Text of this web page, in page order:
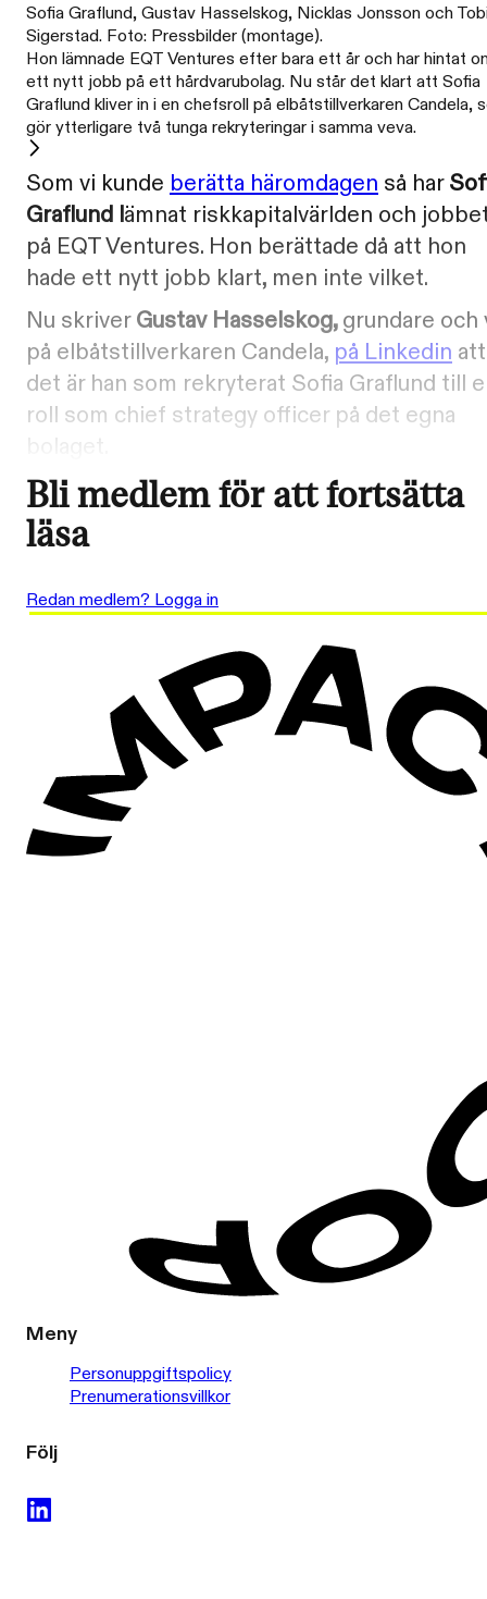
Sofia Graflund, Gustav Hasselskog, Nicklas Jonsson och
Sigerstad. Foto: Pressbilder (montage).
Hon lämnade EQT Ventures efter bara ett år och har hintat
ett nytt jobb på ett hårdvarubolag. Nu står det klart att Sofia
Graflund kliver in i en chefsroll på elbåtstillverkaren Candela,
gör ytterligare två tunga rekryteringar i samma veva.
Som vi kunde berätta häromdagen så har
Graflund lämnat riskkapitalvärlden och
på EQT Ventures. Hon berättade då att hon
hade ett nytt jobb klart, men inte vilket.
Nu skriverGustav Hasselskog,grundare och
på elbåtstillverkaren Candela, på Linkedin att
det är han som rekryterat Sofia Graflund till
roll som chief strategy officer på det egna
Bli medlem för att fortsätta
läsa
Redan medlem? Logga in
Meny
Personuppgiftspolicy
Prenumerationsvillkor
Följ